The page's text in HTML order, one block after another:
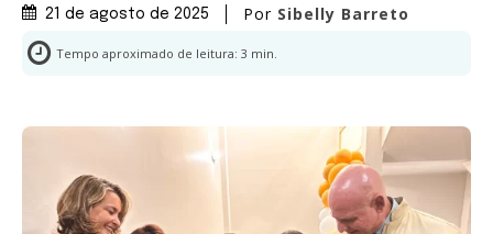
21 de agosto de 2025 Por Sibelly Barreto
Tempo aproximado de leitura: 3 min.